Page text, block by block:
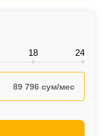
18 24
89 796 сум/мес